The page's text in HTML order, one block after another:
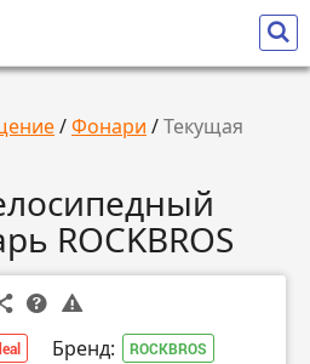
/Фонари /Текущая
ROCKBROS
Бренд: ROCKBROS